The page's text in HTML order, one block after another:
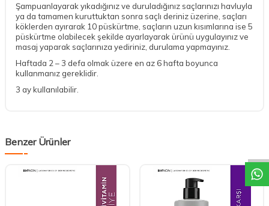
Şampuanlayarak yıkadığınız ve duruladığınız saçlarınızı havluyla
ya da tamamen kuruttuktan sonra saçlı deriniz üzerine, saçları
köklerden ayırarak 10 püskürtme, saçların uzun kısımlarına ise 5
püskürtme olabilecek şekilde ayarlayarak ürünü uygulayınız ve
masaj yaparak saçlarınıza yediriniz, durulama yapmayınız.
Haftada 2 – 3 defa olmak üzere en az 6 hafta boyunca
kullanmanız gereklidir.
3 ay kullanılabilir.
Benzer Ürünler